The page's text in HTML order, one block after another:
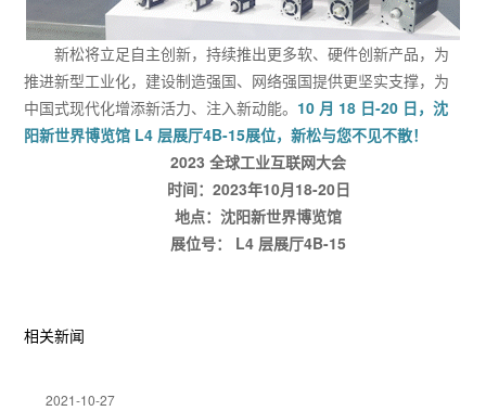
新松将立足自主创新，持续推出更多软、硬件创新产品，为
推进新型工业化，建设制造强国、网络强国提供更坚实支撑，为
中国式现代化增添新活力、注入新动能。 10 月 18 日-20 日，沈
阳新世界博览馆 L4 层展厅4B-15展位，新松与您不见不散！
2023 全球工业互联网大会
时间：2023年10月18-20日
地点：沈阳新世界博览馆
展位号： L4 层展厅4B-15
相关新闻
2021-10-27